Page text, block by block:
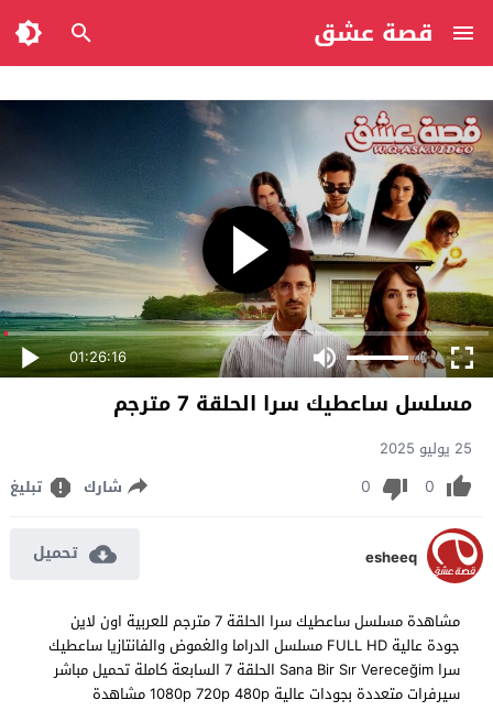
قصة عشق
01:26:16
مسلسل ساعطيك سرا الحلقة 7 مترجم
25 يوليو 2025
0
0 شارك تبليغ
esheeq تحميل
مشاهدة مسلسل ساعطيك سرا الحلقة 7 مترجم للعربية اون لاين
جودة عالية FULL HD مسلسل الدراما والغموض والفانتازيا ساعطيك
سرا Sana Bir Sır Vereceğim الحلقة 7 السابعة كاملة تحميل مباشر
سيرفرات متعددة بجودات عالية 1080p 720p 480p مشاهدة